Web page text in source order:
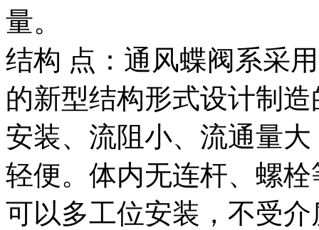
量。
结构 点：通风蝶阀系采
的新型结构形式设计制
安装、流阻小、流通量
轻便。体内无连杆、螺
可以多工位安装，不受